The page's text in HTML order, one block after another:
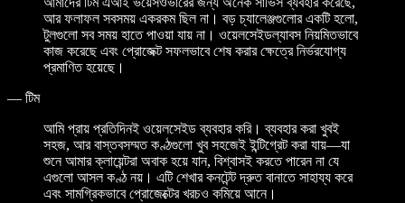
আর ফলাফল সবসময় একরকম ছিল না। বড় চ্যালেঞ্জগুলোর একটি হলো,
টুলগুলো সব সময় হাতে পাওয়া যায় না। ওয়েলসেইডল্যাবস নিয়মিতভাবে
কাজ করেছে এবং প্রোজেক্ট সফলভাবে শেষ করার ক্ষেত্রে নির্ভরযোগ্য
প্রমাণিত হয়েছে।
— টিম
আমি প্রায় প্রতিদিনই ওয়েলসেইড ব্যবহার করি। ব্যবহার করা খুবই
সহজ, আর বাস্তবসম্মত কণ্ঠগুলো খুব সহজেই ইন্টিগ্রেট করা যায়—যা
শুনে আমার ক্লায়েন্টরা অবাক হয়ে যান, বিশ্বাসই করতে পারেন না যে
এগুলো আসল কণ্ঠ নয়। এটি শেখার কনটেন্ট দ্রুত বানাতে সাহায্য করে
এবং সামগ্রিকভাবে প্রোজেক্টের খরচও কমিয়ে আনে।